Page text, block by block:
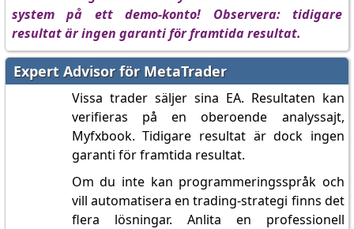
system på ett demo-konto! Observera: tidigare
resultat är ingen garanti för framtida resultat.
Expert Advisor för MetaTrader
Vissa trader säljer sina EA. Resultaten kan
verifieras på en oberoende analyssajt,
Myfxbook. Tidigare resultat är dock ingen
garanti för framtida resultat.
Om du inte kan programmeringsspråk och
vill automatisera en trading-strategi finns det
flera lösningar. Anlita en professionell